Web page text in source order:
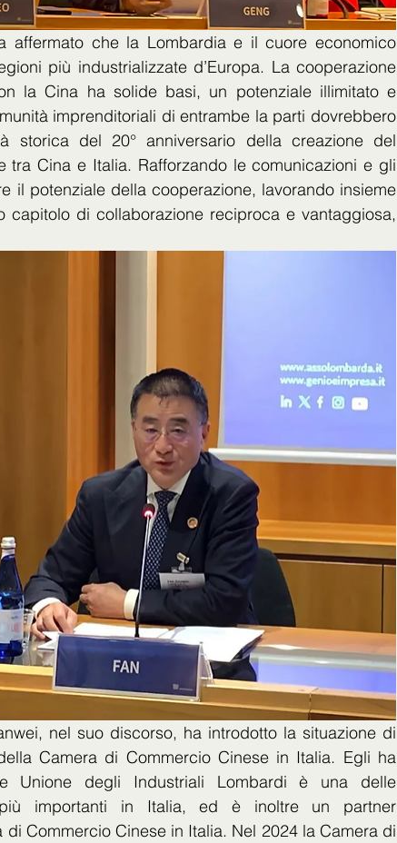
affermato che la Lombardia e il cuore economico
più industrializzate d’Europa. La cooperazione
la Cina ha solide basi, un potenziale illimitato e
imprenditoriali di entrambe la parti dovrebbero
storica del 20° anniversario della creazione del
tra Cina e Italia. Rafforzando le comunicazioni e gli
il potenziale della cooperazione, lavorando insieme
capitolo di collaborazione reciproca e vantaggiosa,
nel suo discorso, ha introdotto la situazione di
Camera di Commercio Cinese in Italia. Egli ha
Unione degli Industriali Lombardi è una delle
più importanti in Italia, ed è inoltre un partner
Commercio Cinese in Italia. Nel 2024 la Camera di